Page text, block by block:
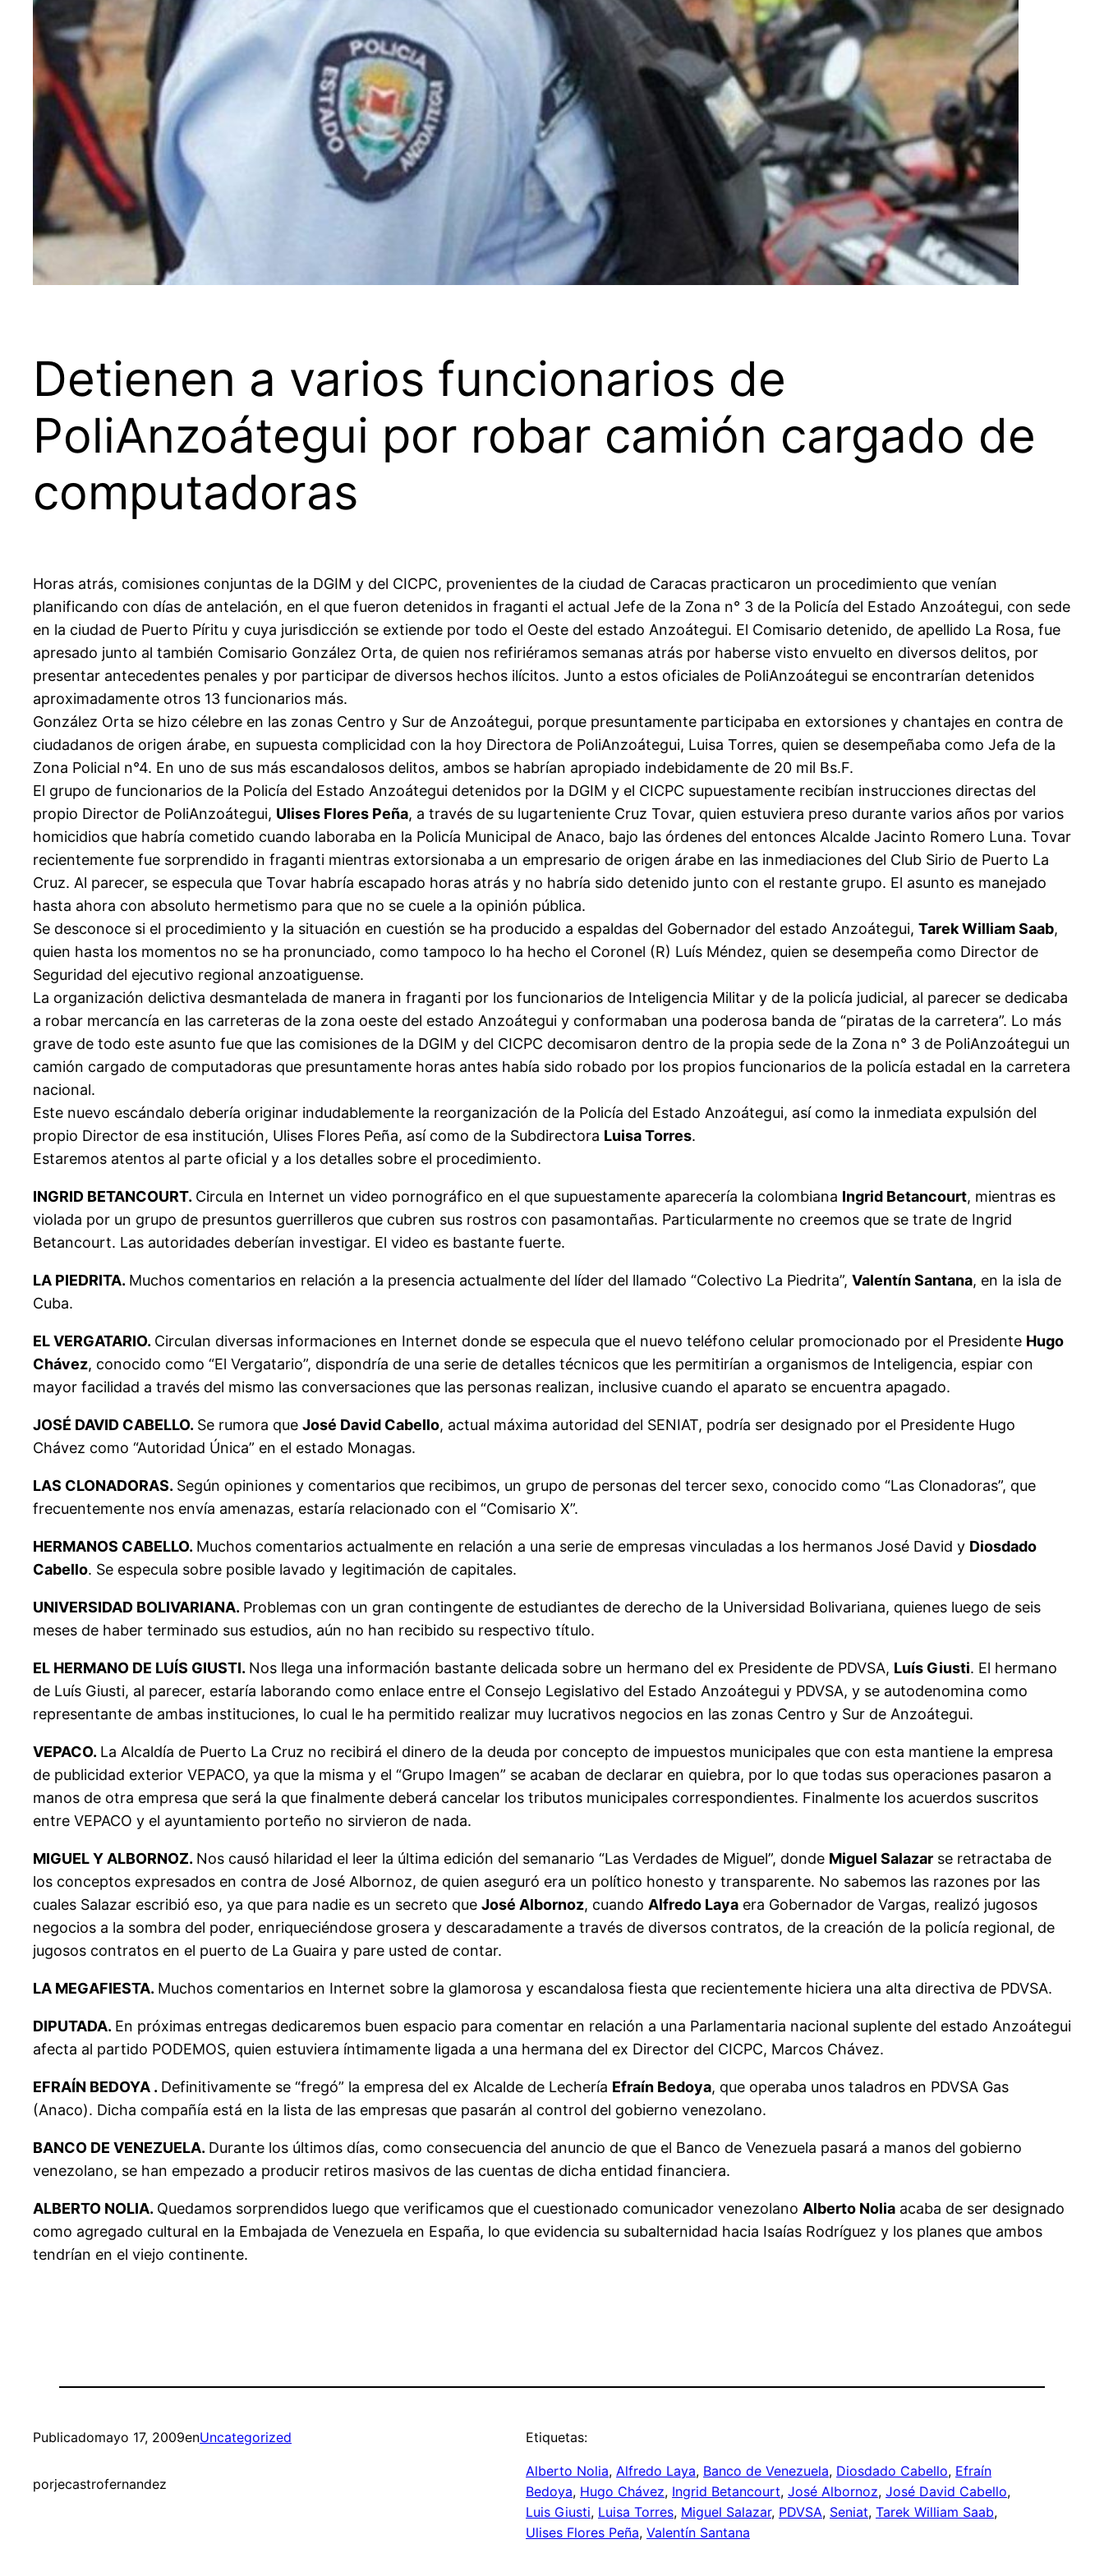
Detienen a varios funcionarios de
PoliAnzoátegui por robar camión cargado de
computadoras
Horas atrás, comisiones conjuntas de la DGIM y del CICPC, provenientes de la ciudad de Caracas practicaron un procedimiento que venían
planificando con días de antelación, en el que fueron detenidos in fraganti el actual Jefe de la Zona n° 3 de la Policía del Estado Anzoátegui, con sede
en la ciudad de Puerto Píritu y cuya jurisdicción se extiende por todo el Oeste del estado Anzoátegui. El Comisario detenido, de apellido La Rosa, fue
apresado junto al también Comisario González Orta, de quien nos refiriéramos semanas atrás por haberse visto envuelto en diversos delitos, por
presentar antecedentes penales y por participar de diversos hechos ilícitos. Junto a estos oficiales de PoliAnzoátegui se encontrarían detenidos
aproximadamente otros 13 funcionarios más.
González Orta se hizo célebre en las zonas Centro y Sur de Anzoátegui, porque presuntamente participaba en extorsiones y chantajes en contra de
ciudadanos de origen árabe, en supuesta complicidad con la hoy Directora de PoliAnzoátegui, Luisa Torres, quien se desempeñaba como Jefa de la
Zona Policial n°4. En uno de sus más escandalosos delitos, ambos se habrían apropiado indebidamente de 20 mil Bs.F.
El grupo de funcionarios de la Policía del Estado Anzoátegui detenidos por la DGIM y el CICPC supuestamente recibían instrucciones directas del
propio Director de PoliAnzoátegui, Ulises Flores Peña, a través de su lugarteniente Cruz Tovar, quien estuviera preso durante varios años por varios
homicidios que habría cometido cuando laboraba en la Policía Municipal de Anaco, bajo las órdenes del entonces Alcalde Jacinto Romero Luna. Tovar
recientemente fue sorprendido in fraganti mientras extorsionaba a un empresario de origen árabe en las inmediaciones del Club Sirio de Puerto La
Cruz. Al parecer, se especula que Tovar habría escapado horas atrás y no habría sido detenido junto con el restante grupo. El asunto es manejado
hasta ahora con absoluto hermetismo para que no se cuele a la opinión pública.
Se desconoce si el procedimiento y la situación en cuestión se ha producido a espaldas del Gobernador del estado Anzoátegui, Tarek William Saab,
quien hasta los momentos no se ha pronunciado, como tampoco lo ha hecho el Coronel (R) Luís Méndez, quien se desempeña como Director de
Seguridad del ejecutivo regional anzoatiguense.
La organización delictiva desmantelada de manera in fraganti por los funcionarios de Inteligencia Militar y de la policía judicial, al parecer se dedicaba
a robar mercancía en las carreteras de la zona oeste del estado Anzoátegui y conformaban una poderosa banda de “piratas de la carretera”. Lo más
grave de todo este asunto fue que las comisiones de la DGIM y del CICPC decomisaron dentro de la propia sede de la Zona n° 3 de PoliAnzoátegui un
camión cargado de computadoras que presuntamente horas antes había sido robado por los propios funcionarios de la policía estadal en la carretera
nacional.
Este nuevo escándalo debería originar indudablemente la reorganización de la Policía del Estado Anzoátegui, así como la inmediata expulsión del
propio Director de esa institución, Ulises Flores Peña, así como de la Subdirectora Luisa Torres.
Estaremos atentos al parte oficial y a los detalles sobre el procedimiento.
INGRID BETANCOURT. Circula en Internet un video pornográfico en el que supuestamente aparecería la colombiana Ingrid Betancourt, mientras es
violada por un grupo de presuntos guerrilleros que cubren sus rostros con pasamontañas. Particularmente no creemos que se trate de Ingrid
Betancourt. Las autoridades deberían investigar. El video es bastante fuerte.
LA PIEDRITA. Muchos comentarios en relación a la presencia actualmente del líder del llamado “Colectivo La Piedrita”, Valentín Santana, en la isla de
Cuba.
EL VERGATARIO. Circulan diversas informaciones en Internet donde se especula que el nuevo teléfono celular promocionado por el Presidente Hugo
Chávez, conocido como “El Vergatario”, dispondría de una serie de detalles técnicos que les permitirían a organismos de Inteligencia, espiar con
mayor facilidad a través del mismo las conversaciones que las personas realizan, inclusive cuando el aparato se encuentra apagado.
JOSÉ DAVID CABELLO. Se rumora que José David Cabello, actual máxima autoridad del SENIAT, podría ser designado por el Presidente Hugo
Chávez como “Autoridad Única” en el estado Monagas.
LAS CLONADORAS. Según opiniones y comentarios que recibimos, un grupo de personas del tercer sexo, conocido como “Las Clonadoras”, que
frecuentemente nos envía amenazas, estaría relacionado con el “Comisario X”.
HERMANOS CABELLO. Muchos comentarios actualmente en relación a una serie de empresas vinculadas a los hermanos José David y Diosdado
Cabello. Se especula sobre posible lavado y legitimación de capitales.
UNIVERSIDAD BOLIVARIANA. Problemas con un gran contingente de estudiantes de derecho de la Universidad Bolivariana, quienes luego de seis
meses de haber terminado sus estudios, aún no han recibido su respectivo título.
EL HERMANO DE LUÍS GIUSTI. Nos llega una información bastante delicada sobre un hermano del ex Presidente de PDVSA, Luís Giusti. El hermano
de Luís Giusti, al parecer, estaría laborando como enlace entre el Consejo Legislativo del Estado Anzoátegui y PDVSA, y se autodenomina como
representante de ambas instituciones, lo cual le ha permitido realizar muy lucrativos negocios en las zonas Centro y Sur de Anzoátegui.
VEPACO. La Alcaldía de Puerto La Cruz no recibirá el dinero de la deuda por concepto de impuestos municipales que con esta mantiene la empresa
de publicidad exterior VEPACO, ya que la misma y el “Grupo Imagen” se acaban de declarar en quiebra, por lo que todas sus operaciones pasaron a
manos de otra empresa que será la que finalmente deberá cancelar los tributos municipales correspondientes. Finalmente los acuerdos suscritos
entre VEPACO y el ayuntamiento porteño no sirvieron de nada.
MIGUEL Y ALBORNOZ. Nos causó hilaridad el leer la última edición del semanario “Las Verdades de Miguel”, donde Miguel Salazar se retractaba de
los conceptos expresados en contra de José Albornoz, de quien aseguró era un político honesto y transparente. No sabemos las razones por las
cuales Salazar escribió eso, ya que para nadie es un secreto que José Albornoz, cuando Alfredo Laya era Gobernador de Vargas, realizó jugosos
negocios a la sombra del poder, enriqueciéndose grosera y descaradamente a través de diversos contratos, de la creación de la policía regional, de
jugosos contratos en el puerto de La Guaira y pare usted de contar.
LA MEGAFIESTA. Muchos comentarios en Internet sobre la glamorosa y escandalosa fiesta que recientemente hiciera una alta directiva de PDVSA.
DIPUTADA. En próximas entregas dedicaremos buen espacio para comentar en relación a una Parlamentaria nacional suplente del estado Anzoátegui
afecta al partido PODEMOS, quien estuviera íntimamente ligada a una hermana del ex Director del CICPC, Marcos Chávez.
EFRAÍN BEDOYA . Definitivamente se “fregó” la empresa del ex Alcalde de Lechería Efraín Bedoya, que operaba unos taladros en PDVSA Gas
(Anaco). Dicha compañía está en la lista de las empresas que pasarán al control del gobierno venezolano.
BANCO DE VENEZUELA. Durante los últimos días, como consecuencia del anuncio de que el Banco de Venezuela pasará a manos del gobierno
venezolano, se han empezado a producir retiros masivos de las cuentas de dicha entidad financiera.
ALBERTO NOLIA. Quedamos sorprendidos luego que verificamos que el cuestionado comunicador venezolano Alberto Nolia acaba de ser designado
como agregado cultural en la Embajada de Venezuela en España, lo que evidencia su subalternidad hacia Isaías Rodríguez y los planes que ambos
tendrían en el viejo continente.
Publicadomayo 17, 2009enUncategorized
porjecastrofernandez
Etiquetas:
Alberto Nolia, Alfredo Laya, Banco de Venezuela, Diosdado Cabello, Efraín
Bedoya, Hugo Chávez, Ingrid Betancourt, José Albornoz, José David Cabello
Luis Giusti, Luisa Torres, Miguel Salazar, PDVSA, Seniat, Tarek William Saab
Ulises Flores Peña, Valentín Santana